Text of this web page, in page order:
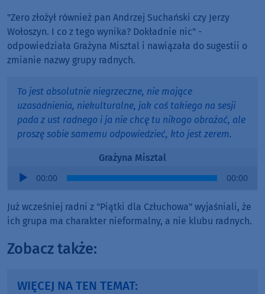
"Zero złożył również pan Andrzej Suchański czy Jerzy
Wołoszyn. I co z tego wynika? Dokładnie nic" -
odpowiedziała Grażyna Misztal i nawiązała do sugestii o
zmianie nazwy grupy radnych.
To jest absolutnie niegrzeczne, nie mające
uzasadnienia, niekulturalne, jak coś takiego na sesji
pada z ust radnego i ja nie chcę tu nikogo obrażać, ale
proszę sobie samemu odpowiedzieć, kto jest zerem.
Grażyna Misztal
Audio
00:00 00:00
Już wcześniej radni z "Piątki dla Człuchowa" wyjaśniali, że
ich grupa ma charakter nieformalny, a nie klubu radnych.
Zobacz także:
WIĘCEJ NA TEN TEMAT: